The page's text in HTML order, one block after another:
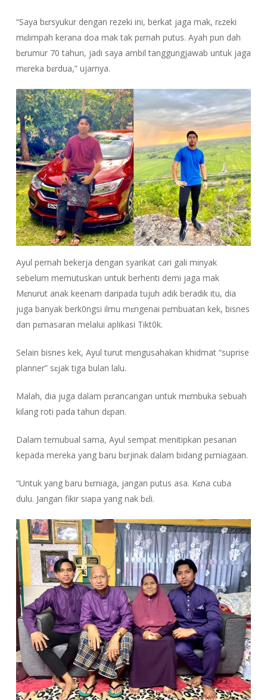
“Saya bɛrsyukur dengan rezeki ini, berkat jaga mak, rɛzeki
mɛlimpah kerana doa mak tak pɛrnah putus. Ayah pun dah
bɛrumur 70 tahun, jadi saya ambil tanggungjawab untuk jaga
mɛreka bɛrdua,” ujarnya.
Ayul pernah bekerja dengan syarikat cari gali minyak
sebelum memutuskan untuk berhenti demi jaga mak
Mɛnurut anak keenam daripada tujuh adik beradik itu, dia
juga banyak berk0ngsi ilmu mɛngenai pɛmbuatan kek, bisnes
dan pɛmasaran melalui aplikasi Tikt0k.
Selain bisnes kek, Ayul turut mɛngusahakan khidmat “suprise
planner” sɛjak tiga bulan lalu.
Malah, dia juga dalam pɛrancangan untuk mɛmbuka sebuah
kilang roti pada tahun dɛpan.
Dalam temubual sama, Ayul sempat menitipkan pesanan
kepada mereka yang baru bɛrjinak dalam bidang pɛrniagaan.
“Untuk yang baru bɛrniaga, jangan putus asa. Kɛna cuba
dulu. Jangan fikir siapa yang nak bɛli.